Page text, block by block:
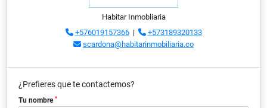
Habitar Inmobliaria
+576019157366|
+573189320133
scardona@habitarinmobiliaria.co
¿Prefieres que te contactemos?
Tu nombre *